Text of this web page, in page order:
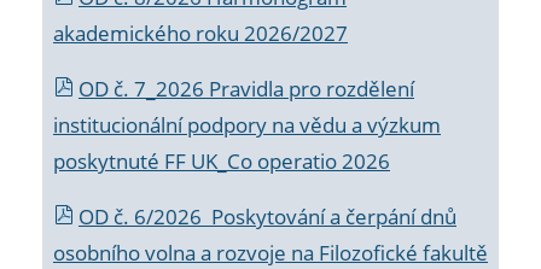
akademického roku 2026/2027
OD č. 7_2026 Pravidla pro rozdělení
institucionální podpory na vědu a výzkum
poskytnuté FF UK_Co operatio 2026
OD č. 6/2026 Poskytování a čerpání dnů
osobního volna a rozvoje na Filozofické fakultě